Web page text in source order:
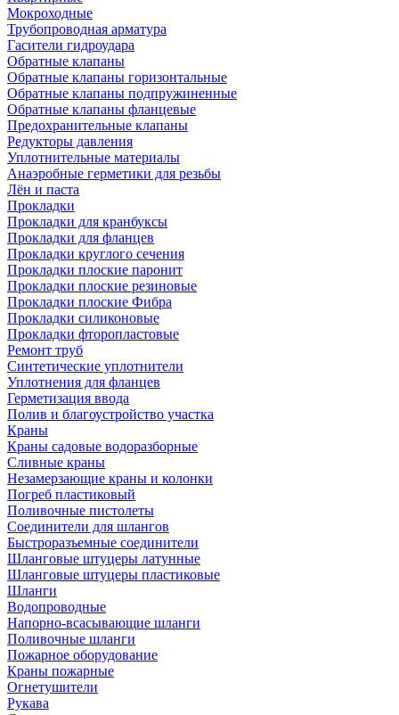
Мокроходные
Трубопроводная арматура
Гасители гидроудара
Обратные клапаны
Обратные клапаны горизонтальные
Обратные клапаны подпружиненные
Обратные клапаны фланцевые
Предохранительные клапаны
Редукторы давления
Уплотнительные материалы
Анаэробные герметики для резьбы
Лён и паста
Прокладки
Прокладки для кранбуксы
Прокладки для фланцев
Прокладки круглого сечения
Прокладки плоские паронит
Прокладки плоские резиновые
Прокладки плоские Фибра
Прокладки силиконовые
Прокладки фторопластовые
Ремонт труб
Синтетические уплотнители
Уплотнения для фланцев
Герметизация ввода
Полив и благоустройство участка
Краны
Краны садовые водоразборные
Сливные краны
Незамерзающие краны и колонки
Погреб пластиковый
Поливочные пистолеты
Соединители для шлангов
Быстроразъемные соединители
Шланговые штуцеры латунные
Шланговые штуцеры пластиковые
Шланги
Водопроводные
Напорно-всасывающие шланги
Поливочные шланги
Пожарное оборудование
Краны пожарные
Огнетушители
Рукава